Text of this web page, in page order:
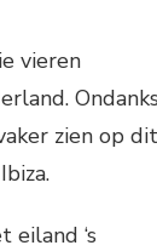
vieren
zien op dit
eiland ‘s